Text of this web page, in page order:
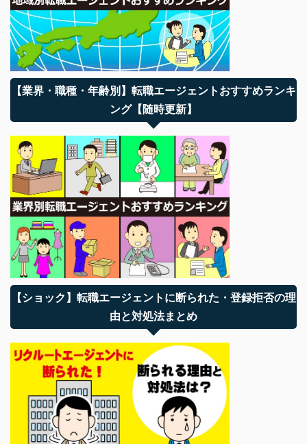
【業界・職種・年齢別】転職エージェントおすすめランキ
ング【随時更新】
【ショック】転職エージェントに断られた・登録拒否の理
由と対処法まとめ